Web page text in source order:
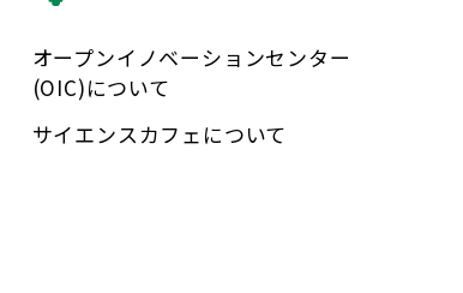
オープンイノベーションセンター
(OIC)について
サイエンスカフェについて